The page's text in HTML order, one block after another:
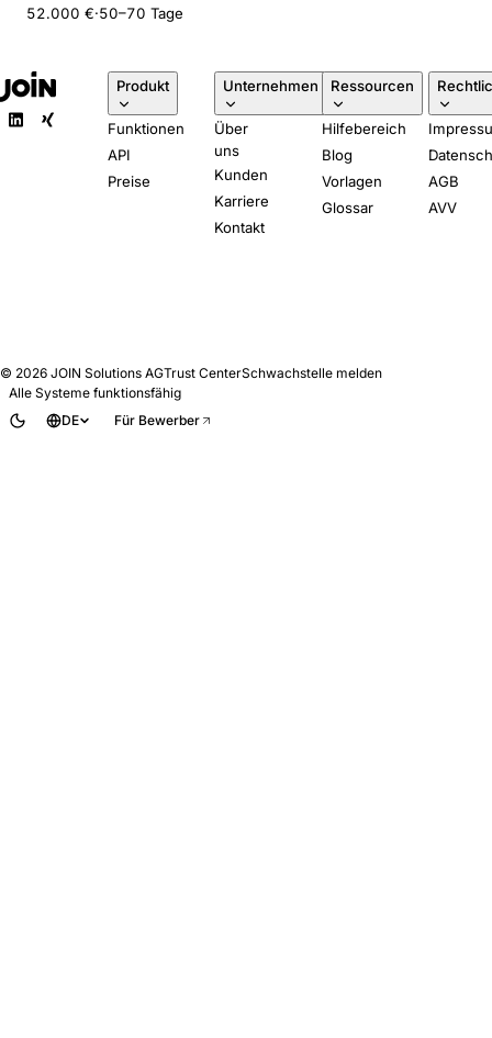
52.000 €·50–70 Tage
Produkt
Funktionen
API
Preise
Unternehmen
Über
uns
Kunden
Karriere
Kontakt
Ressourcen
Hilfebereich
Blog
Vorlagen
Glossar
AGB
AVV
© 2026 JOIN Solutions AGTrust CenterSchwachstelle melden
Alle Systeme funktionsfähig
DE
Für Bewerber